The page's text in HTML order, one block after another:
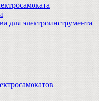
для электроинструмента